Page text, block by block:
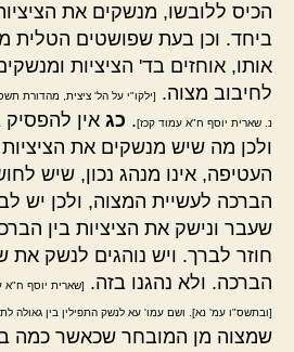
הכיס ללובשו, מנשקים את
ביחד. וכן בעת שפושטים הטלית
אותו, אוחזים בד' הציציות
לחיבוב מצוה.
[ילקו"י על הל' ציצית, מהדורת
נ. שארית יוסף ח"א עמוד קכז]. כג אין
ולכן מה שיש מנשקים את
העטיפה, אינו מנהג נכון, שיש
הברכה לעשיית המצוה, ולכן יש
שעבר ונישק את הציציות בין
חוזר לברך. ויש נוהגים לנשק
הברכה. ולא נהגנו בזה.
[שארית יוסף ח"א
[ובתשס"ו עמ' נא]. ושם עמו' עא לנשק התפילין בין גאולה
שמצוה מן המובחר שכאשר כמה